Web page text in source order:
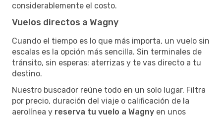
considerablemente el costo.
Vuelos directos a Wagny
Cuando el tiempo es lo que más importa, un vuelo sin
escalas es la opción más sencilla. Sin terminales de
tránsito, sin esperas: aterrizas y te vas directo a tu
destino.
Nuestro buscador reúne todo en un solo lugar. Filtra
por precio, duración del viaje o calificación de la
aerolínea y reserva tu vuelo a Wagny en unos